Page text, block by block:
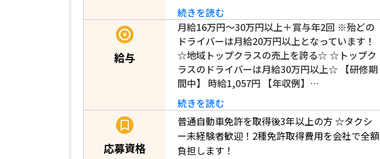
続きを読む
給与
月給16万円～30万円以上＋賞与年2回 ※殆どの
ドライバーは月給20万円以上となっています！
☆地域トップクラスの売上を誇る☆ ☆トップク
ラスのドライバーは月給30万円以上☆ 【研修期
間中】 時給1,057円 【年収例】…
続きを読む
応募資格
普通自動車免許を取得後3年以上の方☆タクシ
ー未経験者歓迎！2種免許取得費用を会社で全額
負担します！